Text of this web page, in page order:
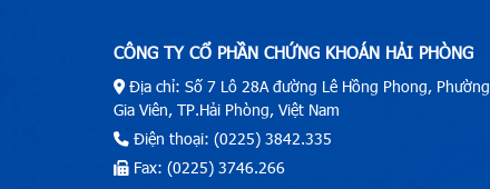
CÔNG TY CỔ PHẦN CHỨNG KHOÁN HẢI PHÒNG
Địa chỉ: Số 7 Lô 28A đường Lê Hồng Phong, Phường
Gia Viên, TP.Hải Phòng, Việt Nam
Điện thoại: (0225) 3842.335
Fax: (0225) 3746.266